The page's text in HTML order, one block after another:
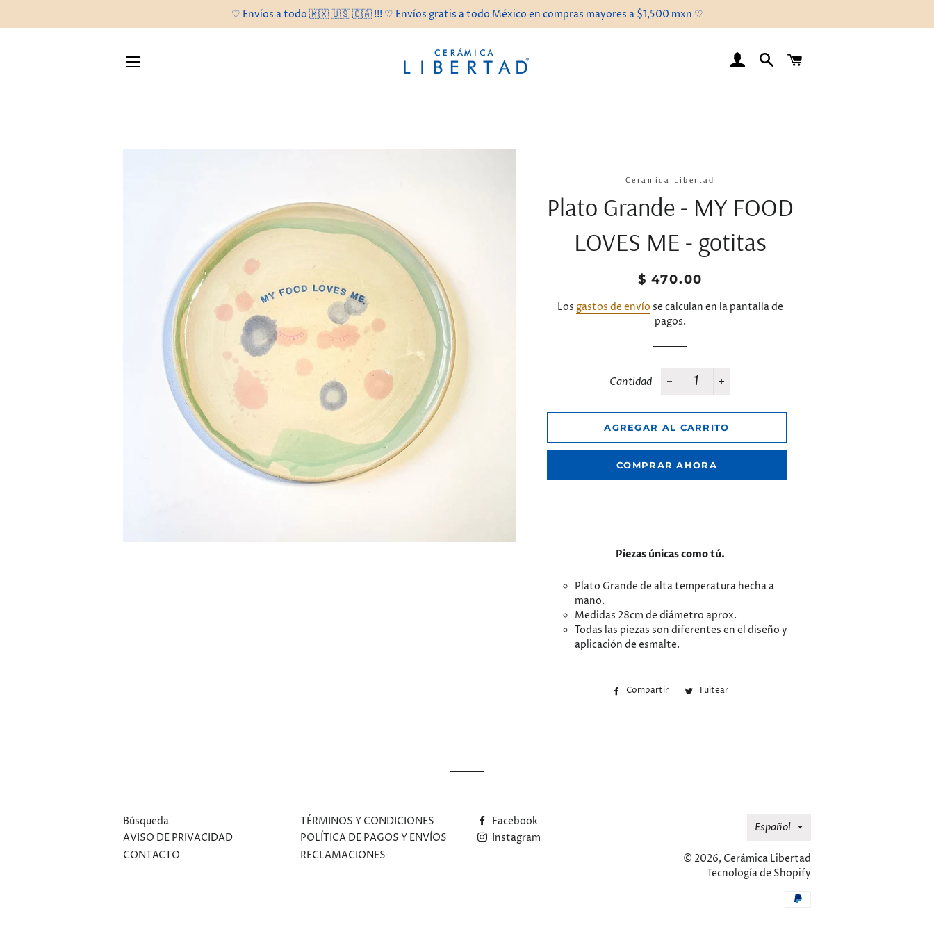
♡ Envíos a todo 🇲🇽 🇺🇸 🇨🇦 !!! ♡ Envíos gratis a todo México en compras mayores a $1,500 mxn ♡
INGRESAR
BUSCAR
Ceramica Libertad
Plato Grande - MY FOOD
LOVES ME - gotitas
Precio
Precio
venta
$ 470.00
Los gastos de envío se calculan en la pantalla de
pagos.
Cantidad
AGREGAR AL CARRITO
COMPRAR AHORA
Piezas únicas como tú.
Plato Grande de alta temperatura hecha a
mano.
Medidas 28cm de diámetro aprox.
Todas las piezas son diferentes en el diseño y
aplicación de esmalte.
Compartir
Compartir
Tuitear
Búsqueda
AVISO DE PRIVACIDAD
CONTACTO
TÉRMINOS Y CONDICIONES
POLÍTICA DE PAGOS Y ENVÍOS
RECLAMACIONES
Facebook
Instagram
Idioma
Español
© 2026, Cerámica Libertad
Tecnología de Shopify